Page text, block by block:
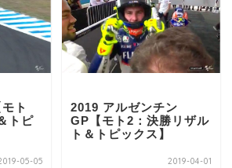
ト
トピ
05-05
2019 アルゼンチン
GP【モト2：決勝リザル
ト＆トピックス】
2019-04-01